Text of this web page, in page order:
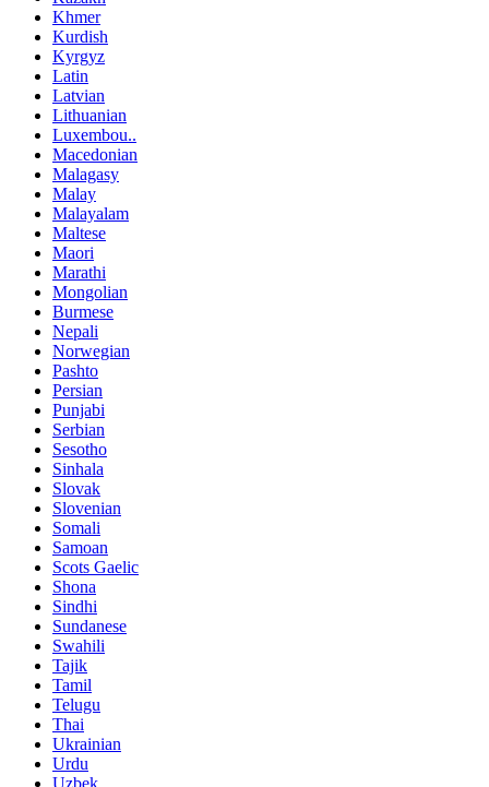
Khmer
Kurdish
Kyrgyz
Latin
Latvian
Lithuanian
Luxembou..
Macedonian
Malagasy
Malay
Malayalam
Maltese
Maori
Marathi
Mongolian
Burmese
Nepali
Norwegian
Pashto
Persian
Punjabi
Serbian
Sesotho
Sinhala
Slovak
Slovenian
Somali
Samoan
Scots Gaelic
Shona
Sindhi
Sundanese
Swahili
Tajik
Tamil
Telugu
Thai
Ukrainian
Urdu